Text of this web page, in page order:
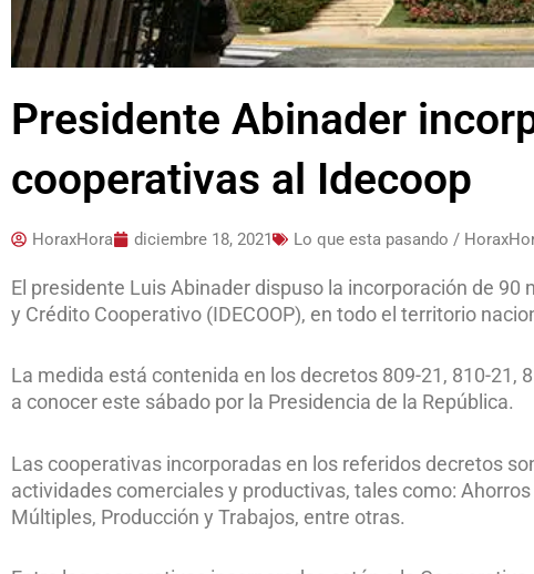
Presidente Abinader
cooperativas al Idecoop
HoraxHora diciembre 18, 2021 Lo que esta pasando /
El presidente Luis Abinader dispuso la incorporación de
y Crédito Cooperativo (IDECOOP), en todo el territorio
La medida está contenida en los decretos 809-21, 810-21,
a conocer este sábado por la Presidencia de la República.
Las cooperativas incorporadas en los referidos decretos
actividades comerciales y productivas, tales como:
Múltiples, Producción y Trabajos, entre otras.